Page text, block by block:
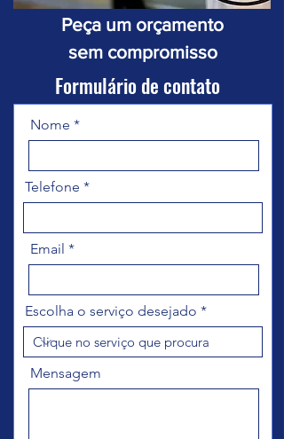
Peça um orçamento
sem compromisso
Formulário de contato
Nome
Telefone
Email
Escolha o serviço desejado
Mensagem